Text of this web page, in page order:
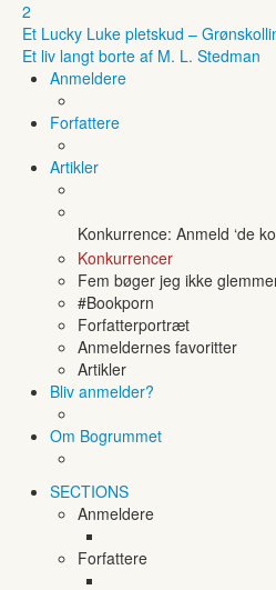
2
Et Lucky Luke pletskud –
Et liv langt borte af M. L. Stedman
Anmeldere
Forfattere
Artikler
Konkurrence: Anmeld ‘de
Konkurrencer
Fem bøger jeg ikke
#Bookporn
Forfatterportræt
Anmeldernes favoritter
Artikler
Bliv anmelder?
Om Bogrummet
SECTIONS
Anmeldere
Forfattere